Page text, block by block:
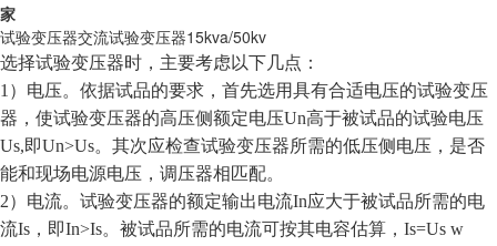
家
试验变压器交流试验变压器15kva/50kv
选择试验变压器时，主要考虑以下几点：
1）电压。依据试品的要求，首先选用具有合适电压的试验变压
器，使试验变压器的高压侧额定电压Un高于被试品的试验电压
Us,即Un>Us。其次应检查试验变压器所需的低压侧电压，是否
能和现场电源电压，调压器相匹配。
2）电流。试验变压器的额定输出电流In应大于被试品所需的电
流Is，即In>Is。被试品所需的电流可按其电容估算，Is=Us w